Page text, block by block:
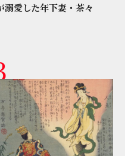
溺愛した年下妻・茶々